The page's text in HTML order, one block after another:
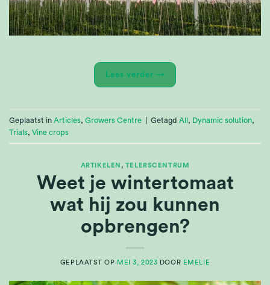
Lees verder →
Geplaatst in Articles, Growers Centre Getagd All , Dynamic solution,
Trials, Vine crops
ARTIKELEN , TELERSCENTRUM
Weet je wintertomaat
wat hij zou kunnen
opbrengen?
GEPLAATST OP MEI 3, 2023 DOOR EMELIE